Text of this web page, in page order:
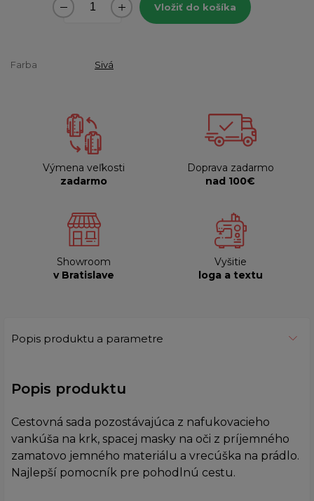
Vložiť do košíka
Farba Sivá
Výmena veľkosti
zadarmo
Doprava zadarmo
nad 100€
Showroom
v Bratislave
Vyšitie
loga a textu
Popis produktu a parametre
Popis produktu
Cestovná sada pozostávajúca z nafukovacieho
vankúša na krk, spacej masky na oči z príjemného
zamatovo jemného materiálu a vrecúška na prádlo.
Najlepší pomocník pre pohodlnú cestu.